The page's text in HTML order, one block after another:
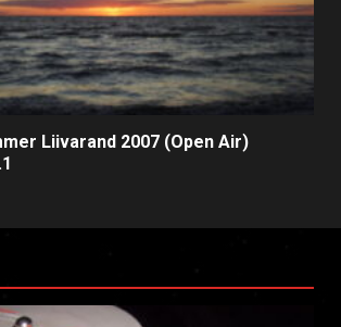
Liivarand 2007 (Open Air)